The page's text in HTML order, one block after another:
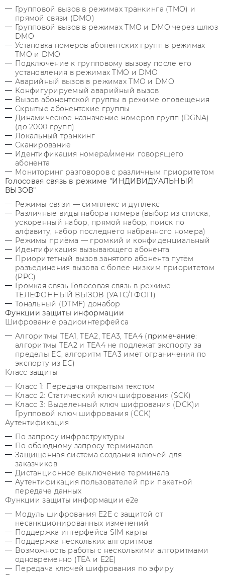
Групповой вызов в режимах транкинга (TMO) и
прямой связи (DMO)
Групповой вызов в режимах TMO и DMO через шлюз
DMO
Установка номеров абонентских групп в режимах
TMO и DMO
Подключение к групповому вызову после его
установления в режимах TMO и DMO
Аварийный вызов в режимах TMO и DMO
Конфигурируемый аварийный вызов
Вызов абонентской группы в режиме оповещения
Скрытые абонентские группы
Динамическое назначение номеров групп (DGNA)
(до 2000 групп)
Локальный транкинг
Сканирование
Идентификация номера/имени говорящего
абонента
Мониторинг разговоров с различным приоритетом
Голосовая связь в режиме "ИНДИВИДУАЛЬНЫЙ
ВЫЗОВ"
Режимы связи — симплекс и дуплекс
Различные виды набора номера (выбор из списка,
ускоренный набор, прямой набор, поиск по
алфавиту, набор последнего набранного номера)
Режимы приёма — громкий и конфиденциальный
Идентификация вызывающего абонента
Приоритетный вызов занятого абонента путём
разъединения вызова с более низким приоритетом
(PPC)
Громкая связь Голосовая связь в режиме
ТЕЛЕФОННЫЙ ВЫЗОВ (УАТС/ТФОП)
Тональный (DTMF) донабор
Функции защиты информации
Шифрование радиоинтерфейса
Алгоритмы TEA1, TEA2, TEA3, TEA4 (примечание:
алгоритмы TEA2 и TEA4 не подлежат экспорту за
пределы ЕС, алгоритм TEA3 имет ограничения по
экспорту из ЕС)
Класс защиты
Класс 1: Передача открытым текстом
Класс 2: Статический ключ шифрования (SCK)
Класс 3: Выделенный ключ шифрования (DCK)и
Групповой ключ шифрования (CCK)
Аутентификация
По запросу инфраструктуры
По обоюдному запросу терминалов
Защищённая система создания ключей для
заказчиков
Дистанционное выключение терминала
Аутентификация пользователей при пакетной
передаче данных
Функции защиты информации e2e
Модуль шифрования E2E с защитой от
несанкционированных изменений
Поддержка интерфейса SIM карты
Поддержка нескольких алгоритмов
Возможность работы с несколькими алгоритмами
одновременно (TEA и E2E)
Передача ключей шифрования по эфиру